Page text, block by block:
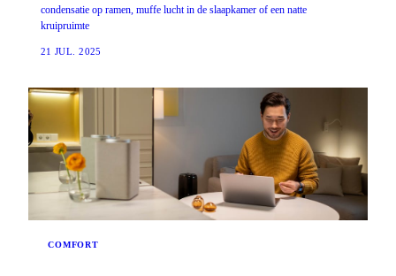
condensatie op ramen, muffe lucht in de slaapkamer of een natte
kruipruimte
21 JUL. 2025
COMFORT